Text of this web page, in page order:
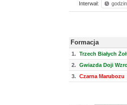
Interwał:
Formacja
1. Trzech Białych
2. Gwiazda Doji
3. Czarna Marubozu